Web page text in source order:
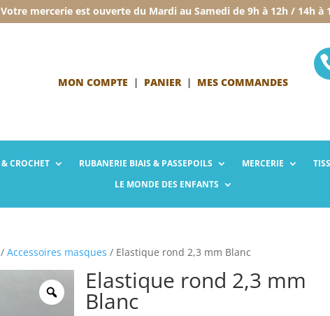
Votre mercerie est ouverte du Mardi au Samedi de 9h à 12h / 14h à
MON COMPTE | PANIER | MES COMMANDES
& CROCHET RUBANERIE BIAIS & PASSEPOILS MERCERIE
LE MONDE DES ENFANTS
/Accessoires masques / Elastique rond 2,3 mm Blanc
Elastique rond 2,3 mm
Blanc